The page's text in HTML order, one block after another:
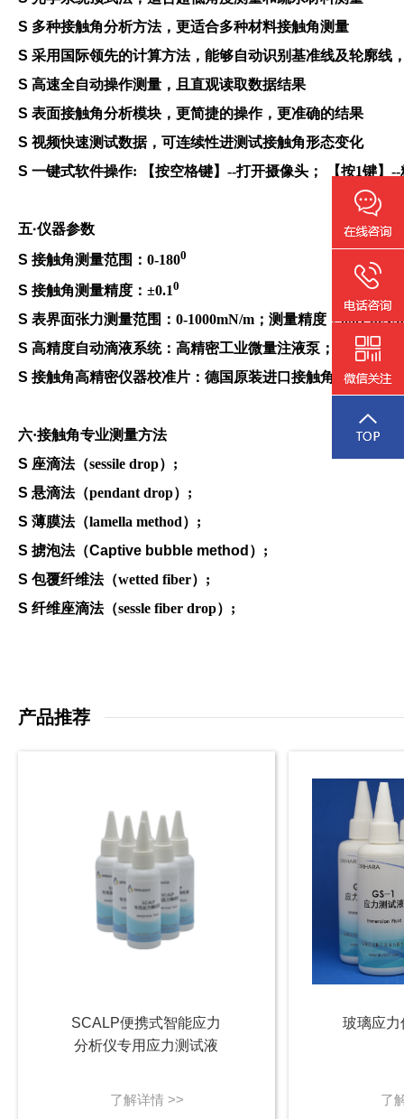
S 多种接触角分析方法，更适合多种材料接触角测量
S 采用国际领先的计算方法，能够自动识别基准线及轮廓线
S 高速全自动操作测量，且直观读取数据结果
S 表面接触角分析模块，更简捷的操作，更准确的结果
S 视频快速测试数据，可连续性进测试接触角形态变化
S 一键式软件操作: 【按空格键】--打开摄像头； 【按1键】
五·仪器参数
S 接触角测量范围 ： 0-1800
S 接触角测量精度 ： ±0.10
S 表界面张力测量范围 ： 0-1000mN/m；测量精度：0.01 mN/
S 高精度自动滴液系统：高精密工业微量注液泵；滴液精度
S 接触角高精密仪器校准片 ：德国原装进口接触角角度校准
六·接触角专业测量方法
S 座滴法（sessile drop）;
S 悬滴法（pendant drop）;
S 薄膜法（lamella method）;
S 掳泡法（Captive bubble method ） ;
S 包覆纤维法（wetted fiber）;
S 纤维座滴法（sessle fiber drop）;
产品推荐
SCALP便携式智能应力
分析仪专用应力测试液
了解详情 >>
玻璃应力
了